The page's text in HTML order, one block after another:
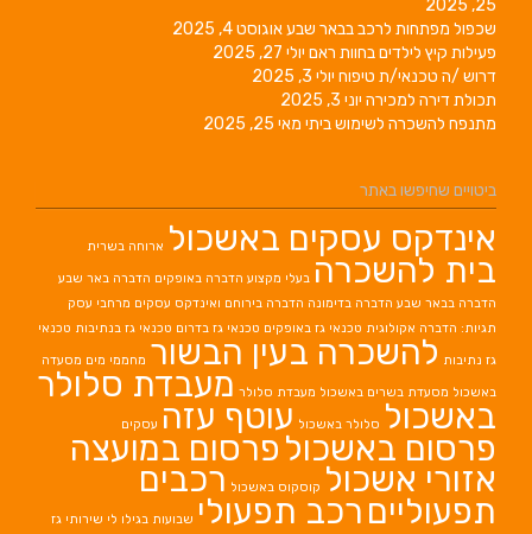
25, 2025
שכפול מפתחות לרכב בבאר שבעאוגוסט 4, 2025
פעילות קיץ לילדים בחוות ראם יולי 27, 2025
דרוש /ה טכנאי/ת טיפוח יולי 3, 2025
תכולת דירה למכירה יוני 3, 2025
מתנפח להשכרה לשימוש ביתי מאי 25, 2025
ביטויים שחיפשו באתר
אינדקס עסקים באשכול ארוחה בשרית
בית להשכרה בעלי מקצוע הדברה באופקים הדברה באר שבע
הדברה בבאר שבע הדברה בדימונה הדברה בירוחם ואינדקס עסקים מרחבי עסק
תגיות: הדברה אקולוגית טכנאי גז באופקים טכנאי גז בדרום טכנאי גז בנתיבות טכנאי
גז נתיבות להשכרה בעין הבשור מחממי מים מסעדה
באשכול מסעדת בשרים באשכול מעבדת סלולר מעבדת סלולר
באשכול סלולר באשכול עוטף עזה עסקים
פרסום באשכול פרסום במועצה
אזורי אשכול קוסקוס באשכול רכבים
תפעוליים רכב תפעולי שבועות בגילו לי שירותי גז